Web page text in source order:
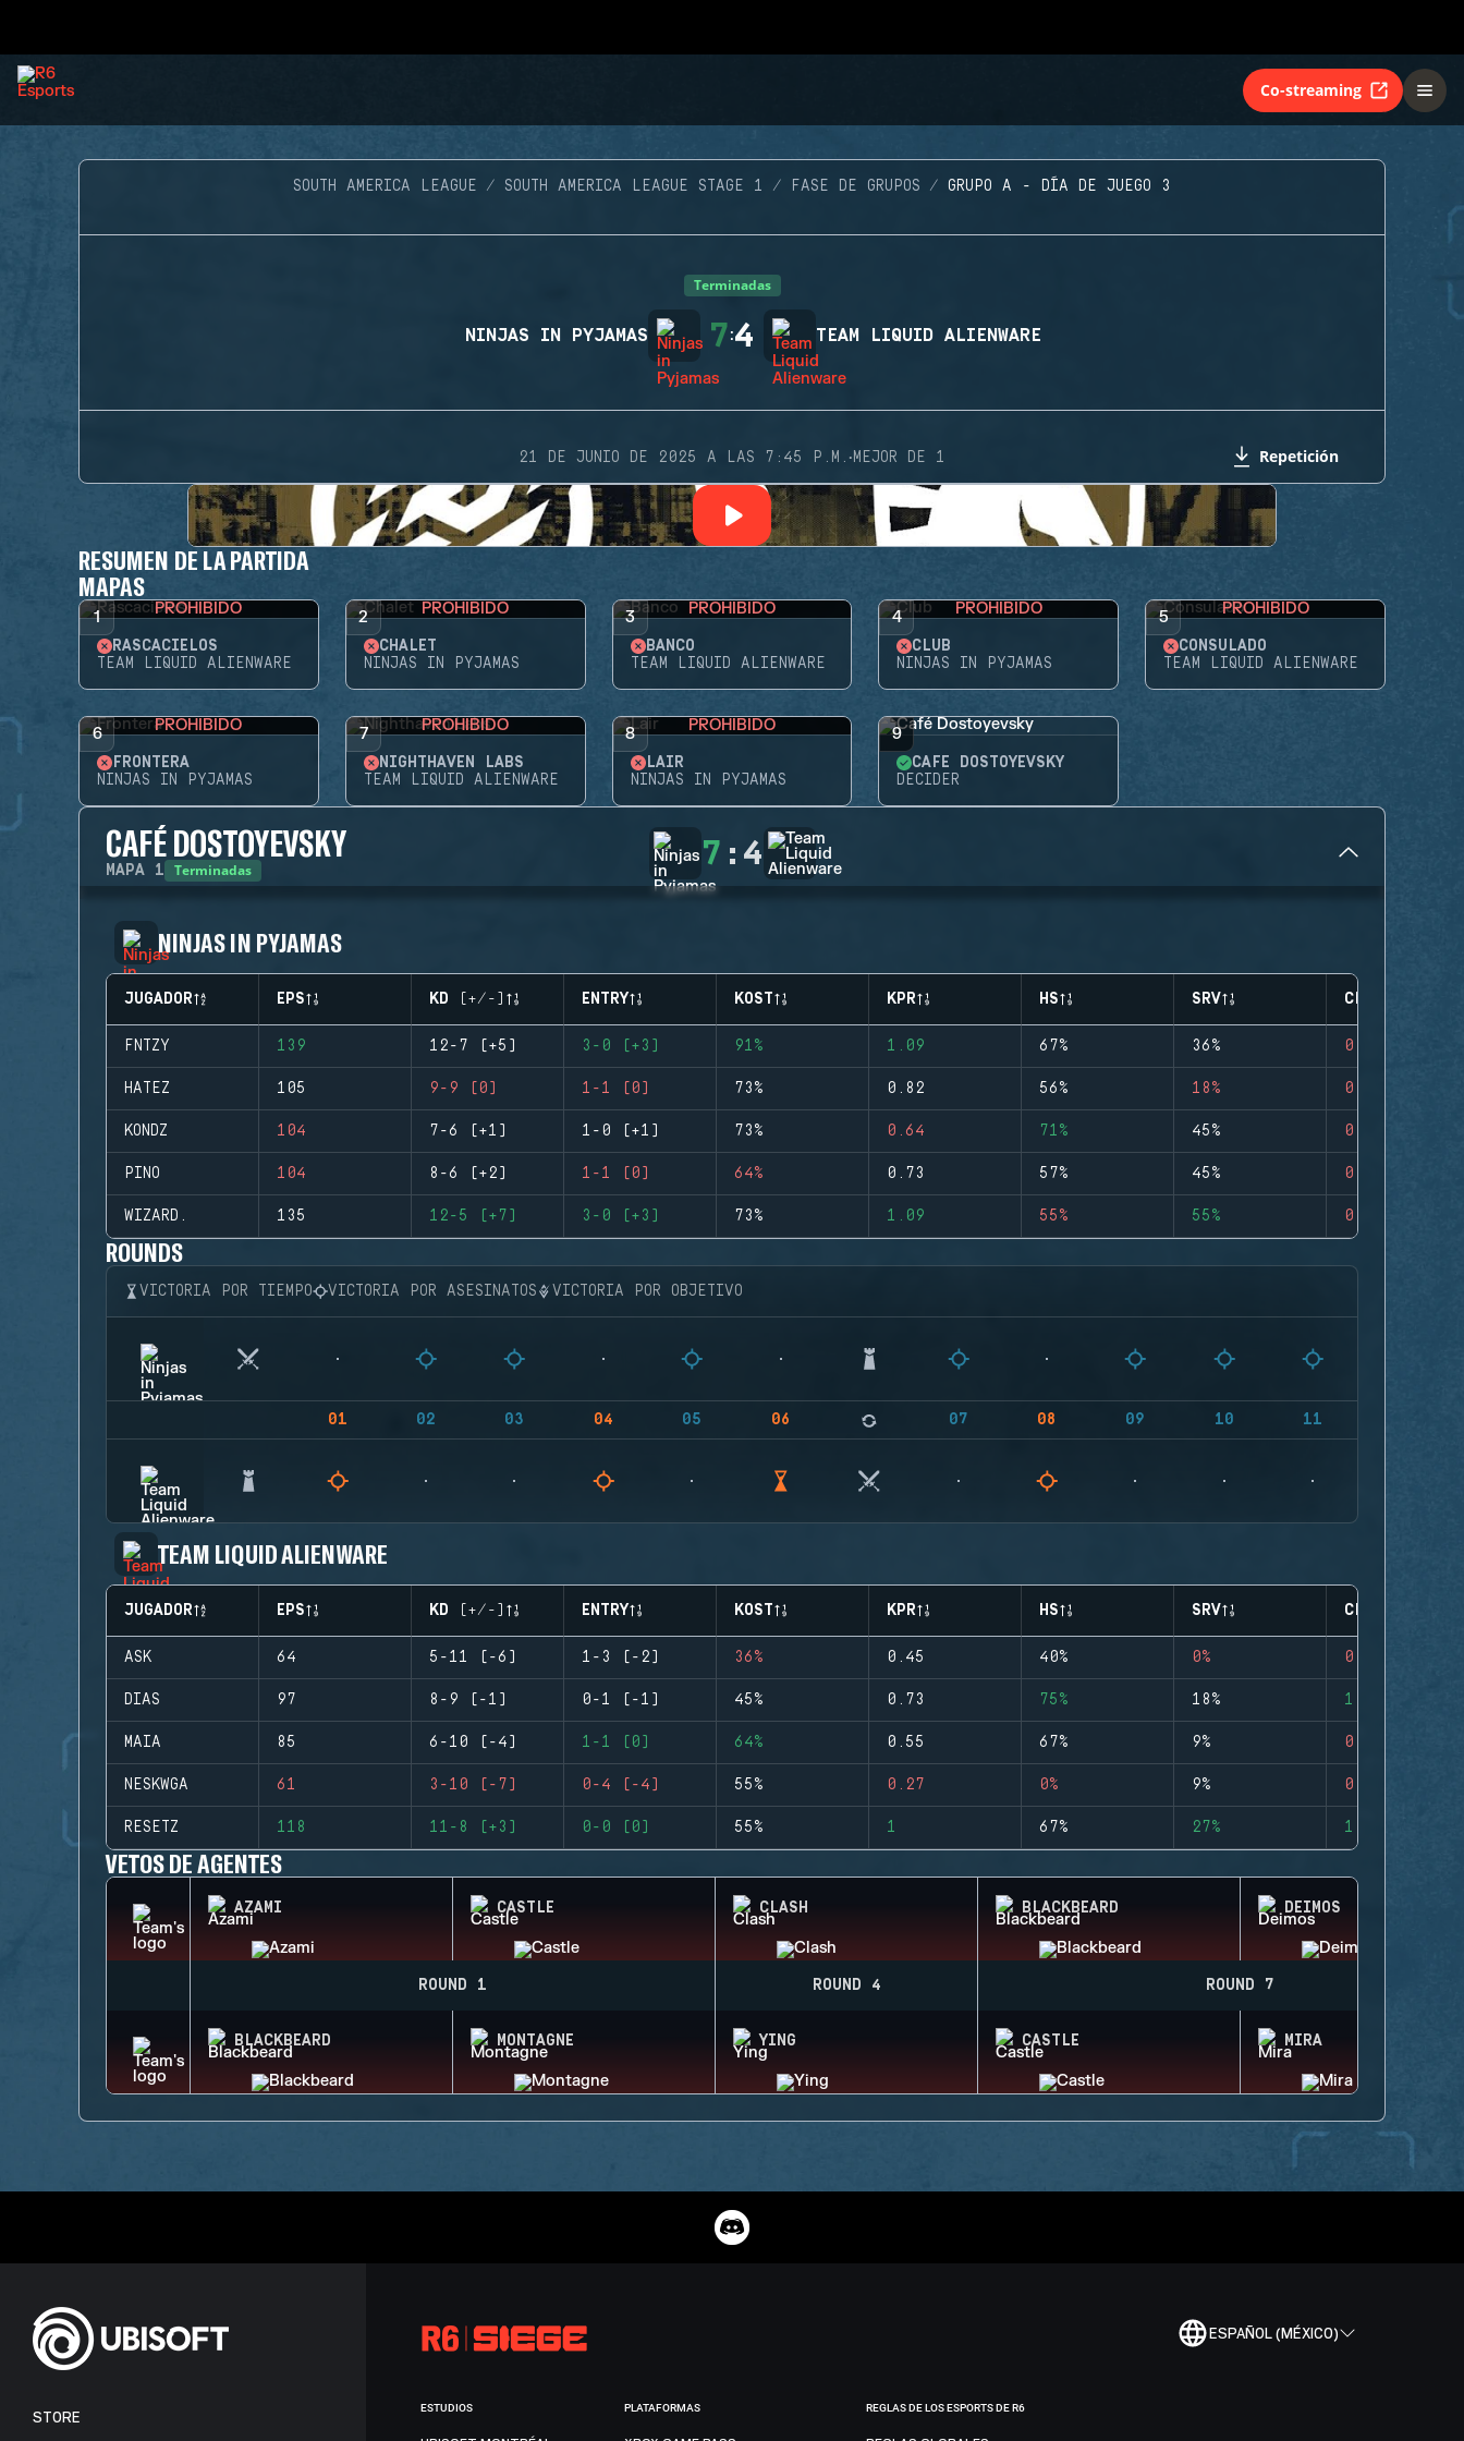
Co-streaming
SOUTH AMERICA LEAGUE SOUTH AMERICA LEAGUE STAGE 1 FASE DE GRUPOS GRUPO A - DÍA DE JUEGO 3
Terminadas
NINJAS IN PYJAMAS 7:4 TEAM LIQUID ALIENWARE
21 DE JUNIO DE 2025 A LAS 7:45 P.M. ·MEJOR DE 1 Repetición
RESUMEN DE LA PARTIDA
MAPAS
1 PROHIBIDO
RASCACIELOS
TEAM LIQUID ALIENWARE
2 PROHIBIDO
CHALET
NINJAS IN PYJAMAS
3 PROHIBIDO
BANCO
TEAM LIQUID ALIENWARE
4 PROHIBIDO
CLUB
NINJAS IN PYJAMAS
5 PROHIBIDO
CONSULADO
TEAM LIQUID ALIENWARE
6 PROHIBIDO
FRONTERA
NINJAS IN PYJAMAS
7 PROHIBIDO
NIGHTHAVEN LABS
TEAM LIQUID ALIENWARE
8 PROHIBIDO
LAIR
NINJAS IN PYJAMAS
9
CAFÉ DOSTOYEVSKY
DECIDER
CAFÉ DOSTOYEVSKY
MAPA 1 Terminadas 7 : 4
NINJAS IN PYJAMAS
JUGADOR EPS KD (+/-) ENTRY KOST KPR HS SRV CLUTCHES
FNTZY 139 12-7 (+5) 3-0 (+3) 91% 1.09 67% 36% 0
HATEZ 105 9-9 (0) 1-1 (0) 73% 0.82 56% 18% 0
KONDZ 104 7-6 (+1) 1-0 (+1) 73% 0.64 71% 45% 0
PINO 104 8-6 (+2) 1-1 (0) 64% 0.73 57% 45% 0
WIZARD. 135 12-5 (+7) 3-0 (+3) 73% 1.09 55% 55% 0
ROUNDS
VICTORIA POR TIEMPO VICTORIA POR ASESINATOS VICTORIA POR OBJETIVO
01 02 03 04 05 06 07 08 09 10 11
TEAM LIQUID ALIENWARE
JUGADOR EPS KD (+/-) ENTRY KOST KPR HS SRV CLUTCHES
ASK 64 5-11 (-6) 1-3 (-2) 36% 0.45 40% 0% 0
DIAS 97 8-9 (-1) 0-1 (-1) 45% 0.73 75% 18% 1
MAIA 85 6-10 (-4) 1-1 (0) 64% 0.55 67% 9% 0
NESKWGA 61 3-10 (-7) 0-4 (-4) 55% 0.27 0% 9% 0
RESETZ 118 11-8 (+3) 0-0 (0) 55% 1 67% 27% 1
VETOS DE AGENTES
AZAMI CASTLE CLASH BLACKBEARD DEIMOS
ROUND 1 ROUND 4 ROUND 7
BLACKBEARD MONTAGNE YING CASTLE MIRA
ESPAÑOL (MÉXICO)
STORE
ESTUDIOS PLATAFORMAS REGLAS DE LOS ESPORTS DE R6